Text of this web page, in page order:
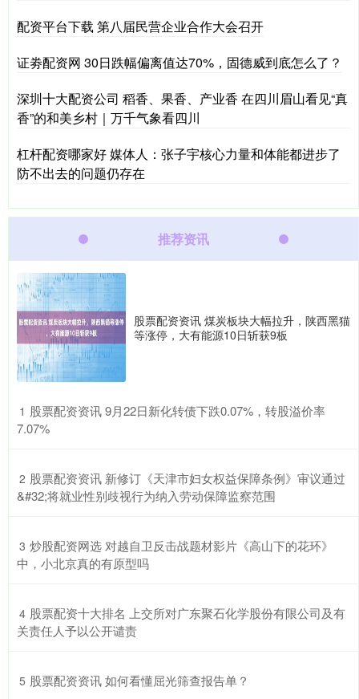
配资平台下载 第八届民营企业合作大会召开
证劵配资网 30日跌幅偏离值达70%，固德威到底怎么了？
深圳十大配资公司 稻香、果香、产业香 在四川眉山看见“真
香”的和美乡村｜万千气象看四川
杠杆配资哪家好 媒体人：张子宇核心力量和体能都进步了
防不出去的问题仍存在
推荐资讯
股票配资资讯 煤炭板块大幅拉升，陕西黑猫
等涨停，大有能源10日斩获9板
1 ​股票配资资讯 9月22日新化转债下跌0.07%，转股溢价率
7.07%
2 ​股票配资资讯 新修订《天津市妇女权益保障条例》审议通过
&#32;将就业性别歧视行为纳入劳动保障监察范围
3 ​炒股配资网选 对越自卫反击战题材影片《高山下的花环》
中，小北京真的有原型吗
4 ​股票配资十大排名 上交所对广东聚石化学股份有限公司及有
关责任人予以公开谴责
5 ​股票配资资讯 如何看懂屈光筛查报告单？